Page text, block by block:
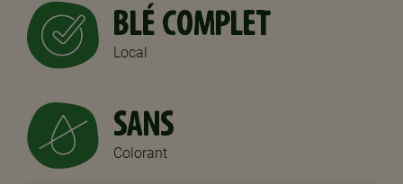
BLÉ COMPLET
Local ​
SANS
Colorant